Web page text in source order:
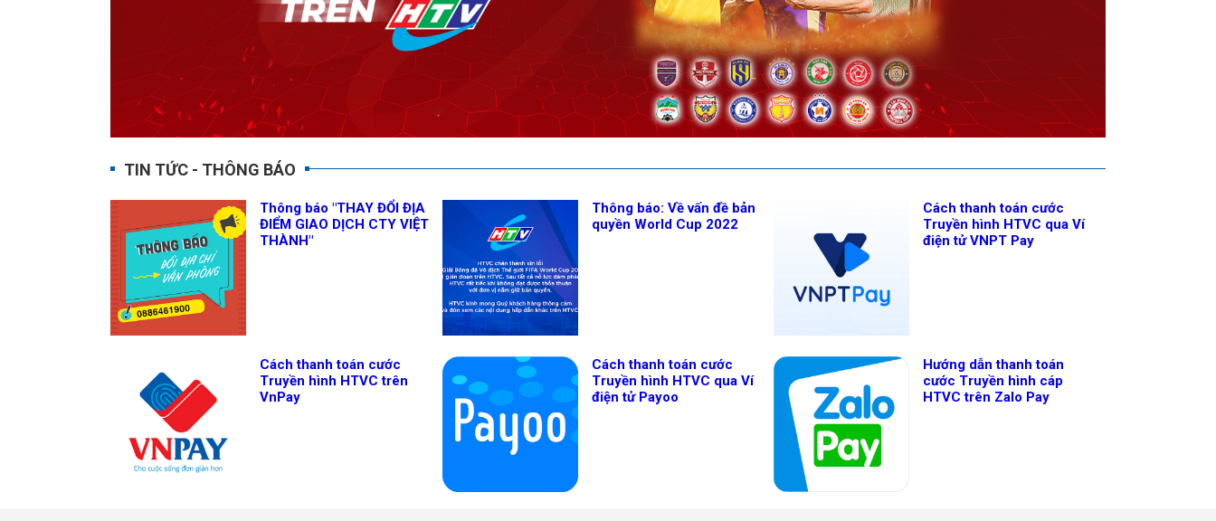
TIN TỨC - THÔNG BÁO
Thông báo "THAY ĐỔI ĐỊA
ĐIỂM GIAO DỊCH CTY VIỆT
THÀNH"
Thông báo: Về vấn đề bản
quyền World Cup 2022
Cách thanh toán cước
Truyền hình HTVC qua Ví
điện tử VNPT Pay
Cách thanh toán cước
Truyền hình HTVC trên
VnPay
Cách thanh toán cước
Truyền hình HTVC qua Ví
điện tử Payoo
Hướng dẫn thanh toán
cước Truyền hình cáp
HTVC trên Zalo Pay